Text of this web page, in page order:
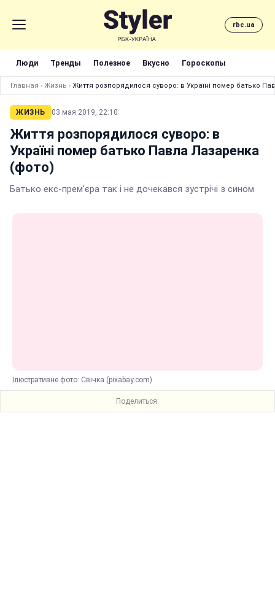
rbc.ua
Люди Тренды Полезное Вкусно Гороскопы
Главная › Жизнь › Життя розпорядилося суворо: в Україні помер батько
ЖИЗНЬ 03 мая 2019, 22:10
Життя розпорядилося суворо: в
Україні помер батько Павла Лазаренка
(фото)
Батько екс-прем'єра так і не дочекався зустрічі з сином
Ілюстративне фото: Свічка (pixabay.com)
Поделиться: